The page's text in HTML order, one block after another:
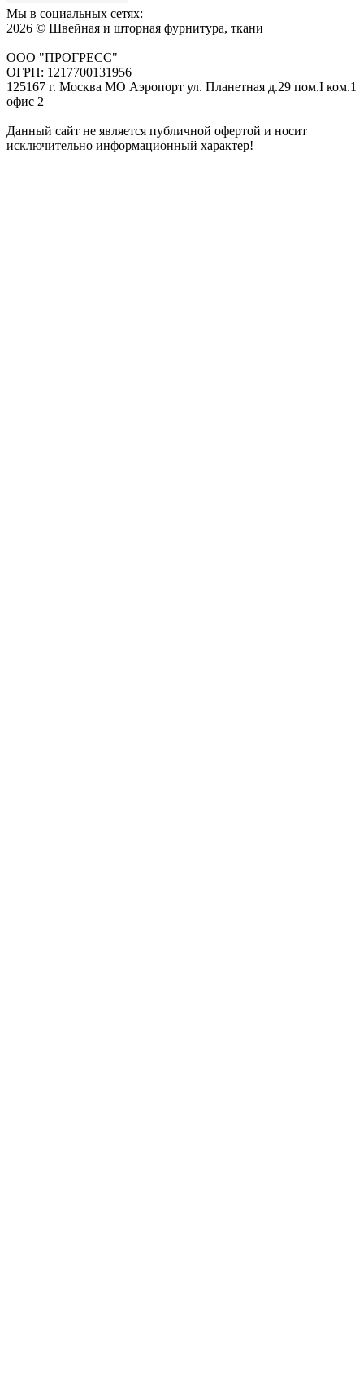
Мы в социальных сетях:
2026 © Швейная и шторная фурнитура, ткани
ООО "ПРОГРЕСС"
ОГРН: 1217700131956
125167 г. Москва МО Аэропорт ул. Планетная д.29 пом.I ком.1
офис 2
Данный сайт не является публичной офертой и носит
исключительно информационный характер!